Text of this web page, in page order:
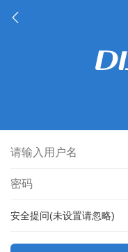
安全提问(未设置请忽略)